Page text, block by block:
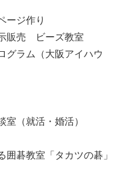
ージ作り
販売 ビーズ教室
グラム（大阪アイハウ
（就活・婚活）
囲碁教室「タカツの碁」